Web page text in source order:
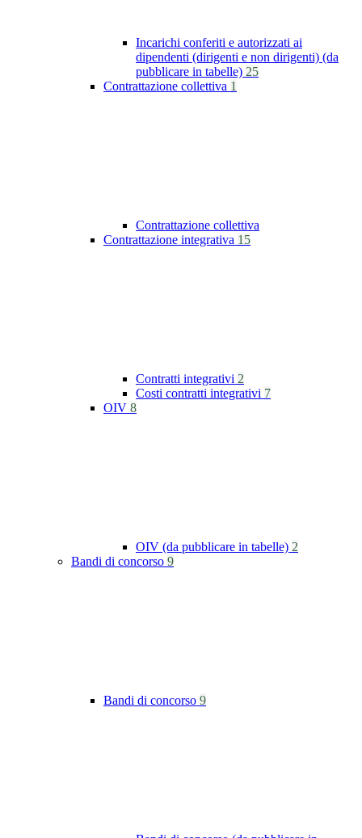
Incarichi conferiti e autorizzati ai
dipendenti (dirigenti e non dirigenti) (da
pubblicare in tabelle) 25
Contrattazione collettiva 1
Contrattazione collettiva
Contrattazione integrativa 15
Contratti integrativi 2
Costi contratti integrativi 7
OIV 8
OIV (da pubblicare in tabelle) 2
Bandi di concorso 9
Bandi di concorso 9